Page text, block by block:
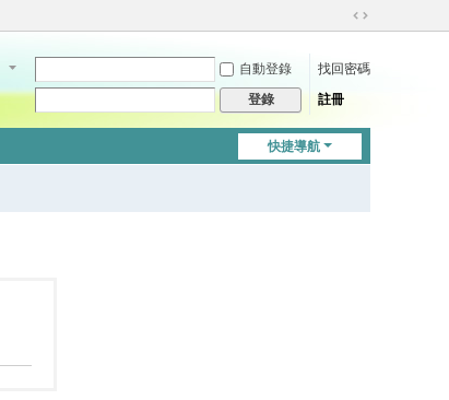
切
到
自動登錄
找回密碼
登錄 註冊
快捷導航